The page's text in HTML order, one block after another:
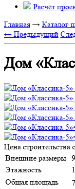
Расчёт
Главная → Каталог
← Предыдущий
Дом
Цена строительства
Внешние размеры
Этажность
Общая площадь